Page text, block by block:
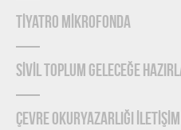
TİYATRO MİKROFONDA
SİVİL TOPLUM GELECEĞE
ÇEVRE OKURYAZARLIĞI